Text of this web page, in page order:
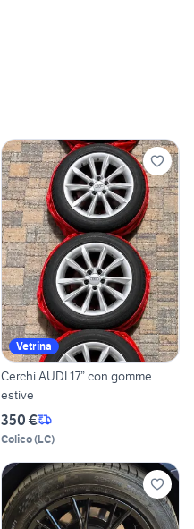
Vetrina
Cerchi AUDI 17” con gomme
estive
350 €
Colico(LC)